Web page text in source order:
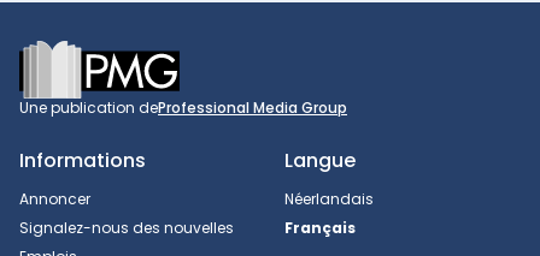
Footer
Une publication deProfessional Media Group
Informations
Annoncer
Signalez-nous des nouvelles
Langue
Néerlandais
Français